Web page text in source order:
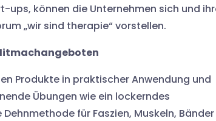
können die Unternehmen sich und
„wir sind therapie“ vorstellen.
Produkte in praktischer Anwendung und
Übungen wie ein lockerndes
für Faszien, Muskeln, Bänder